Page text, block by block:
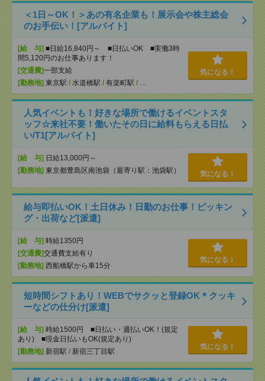
＜1日～OK！＞あの有名企業も！展示会や株主総会
のお手伝い！[アルバイト]
[給 与] ■日給16,840円～ ■日払いOK ■実働3時
間5,120円のお仕事あります！
[交通費]一部支給
[勤務地] 東京駅 / 水道橋駅 / 有楽町駅 / …
気になる！
人気イベントも！好きな場所で働けるイベントスタ
ッフ☆来社不要！働いたその日に給料もらえる日払
い/T1[アルバイト]
[給 与] 日給13,000円～
[勤務地] 東京都豊島区南池袋（最寄り駅：池袋駅） 気になる！
給与即払いOK！土日休み！日勤のお仕事！ピッキン
グ・出荷など[派遣]
[給 与] 時給1350円
[交通費]交通費支給有り
[勤務地] 西船橋駅から車15分
気になる！
短時間シフトあり！WEBでサクッと登録OK＊クッキ
ーなどの仕分け[派遣]
[給 与] 時給1500円 ■日払い・週払いOK！(規定
あり) ■現金日払いもOK(規定あり)
[勤務地] 新宿駅 / 新宿三丁目駅
気になる！